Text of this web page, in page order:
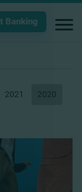
Banking
2021 2020